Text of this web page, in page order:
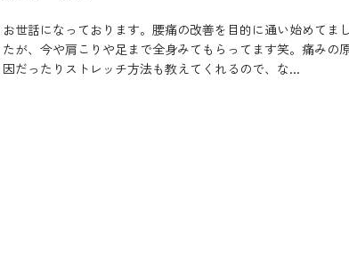
お世話になっております。腰痛の改善を目的に通い始めてまし
たが、今や肩こりや足まで全身みてもらってます笑。痛みの
因だったりストレッチ方法も教えてくれるので、な...